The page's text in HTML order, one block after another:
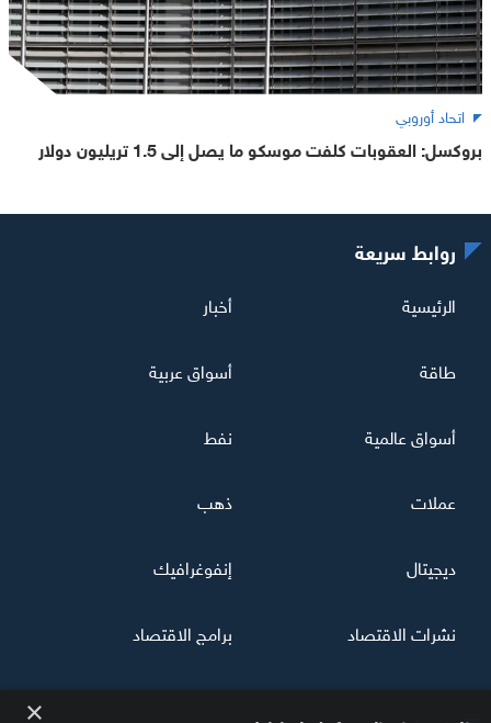
اتحاد أوروبي
بروكسل: العقوبات كلفت موسكو ما يصل إلى 1.5 تريليون دولار
روابط سريعة
الرئيسية أخبار
طاقة أسواق عربية
أسواق عالمية نفط
عملات ذهب
ديجيتال إنفوغرافيك
نشرات الاقتصاد برامج الاقتصاد
×